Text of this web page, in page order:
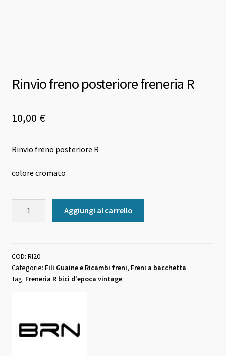
Rinvio freno posteriore freneria R
10,00 €
Rinvio freno posteriore R
colore cromato
R
quantità
Aggiungi al carrello
COD: RI20
Categorie: Fili Guaine e Ricambi freni, Freni a bacchetta
Tag: Freneria R bici d'epoca vintage